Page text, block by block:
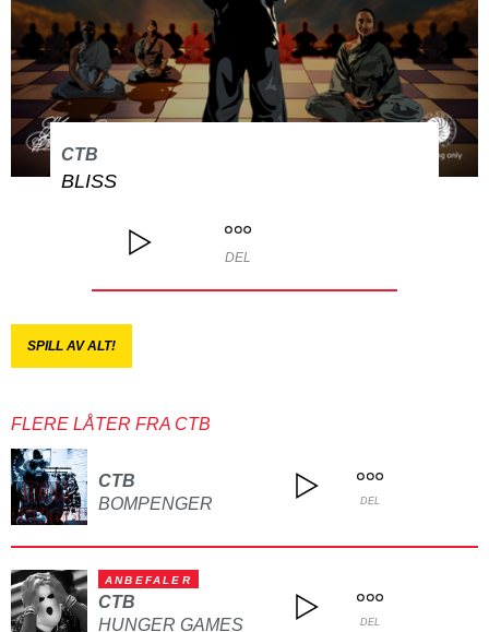
CTB
BLISS
DEL
SPILL AV ALT!
FLERE LÅTER FRA CTB
CTB
BOMPENGER
DEL
ANBEFALER
CTB
HUNGER GAMES
DEL